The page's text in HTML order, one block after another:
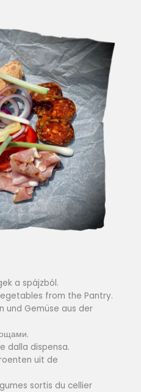
a spájzból.
from the Pantry.
und Gemüse aus der
dalla dispensa.
uit de
sortis du cellier